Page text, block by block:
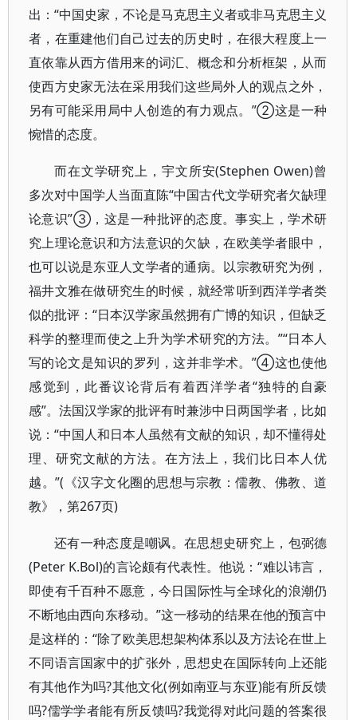
出：“中国史家，不论是马克思主义者或非马克思主义
者，在重建他们自己过去的历史时，在很大程度上一
直依靠从西方借用来的词汇、概念和分析框架，从而
使西方史家无法在采用我们这些局外人的观点之外，
另有可能采用局中人创造的有力观点。”②这是一种
惋惜的态度。
而在文学研究上，宇文所安(Stephen Owen)曾
多次对中国学人当面直陈“中国古代文学研究者欠缺理
论意识”③，这是一种批评的态度。事实上，学术研
究上理论意识和方法意识的欠缺，在欧美学者眼中，
也可以说是东亚人文学者的通病。以宗教研究为例，
福井文雅在做研究生的时候，就经常听到西洋学者类
似的批评：“日本汉学家虽然拥有广博的知识，但缺乏
科学的整理而使之上升为学术研究的方法。”“日本人
写的论文是知识的罗列，这并非学术。”④这也使他
感觉到，此番议论背后有着西洋学者“独特的自豪
感”。法国汉学家的批评有时兼涉中日两国学者，比如
说：“中国人和日本人虽然有文献的知识，却不懂得处
理、研究文献的方法。在方法上，我们比日本人优
越。”(《汉字文化圈的思想与宗教：儒教、佛教、道
教》，第267页)
还有一种态度是嘲讽。在思想史研究上，包弼德
(Peter K.Bol)的言论颇有代表性。他说：“难以讳言，
即使有千百种不愿意，今日国际性与全球化的浪潮仍
不断地由西向东移动。”这一移动的结果在他的预言中
是这样的：“除了欧美思想架构体系以及方法论在世上
不同语言国家中的扩张外，思想史在国际转向上还能
有其他作为吗?其他文化(例如南亚与东亚)能有所反馈
吗?儒学学者能有所反馈吗?我觉得对此问题的答案很